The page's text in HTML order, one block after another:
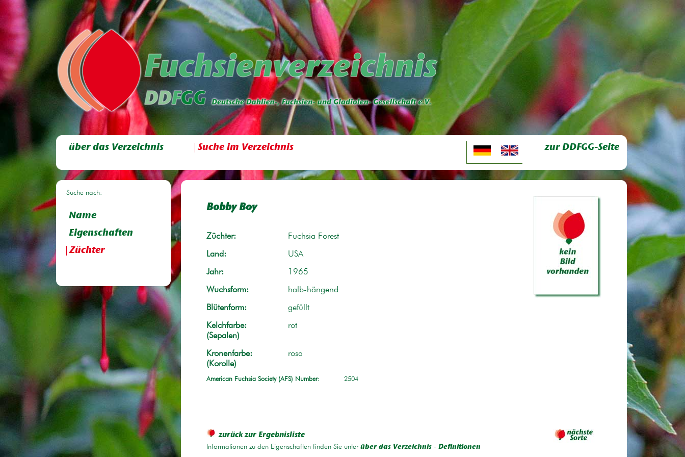
über das Verzeichnis Suche im Verzeichnis zur DDFGG-Seite
Suche nach:
Name
Eigenschaften
Züchter
Bobby Boy
Züchter: Fuchsia Forest
Land: USA
Jahr: 1965
Wuchsform: halb-hängend
Blütenform: gefüllt
Kelchfarbe:
(Sepalen)
rot
Kronenfarbe:
(Korolle)
rosa
American Fuchsia Society (AFS) Number: 2504
zurück zur Ergebnisliste
Informationen zu den Eigenschaften finden Sie unter über das Verzeichnis - Definitionen